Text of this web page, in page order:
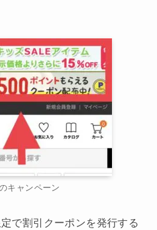
キャンペーン
で割引クーポンを発行する